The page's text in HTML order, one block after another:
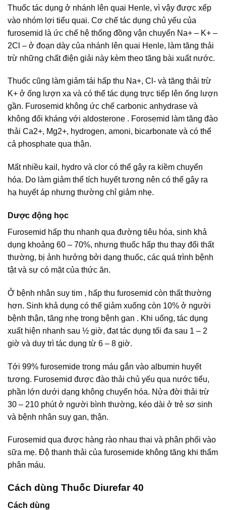
Thuốc tác dụng ở nhánh lên quai Henle, vì vậy được xếp
vào nhóm lợi tiểu quai. Cơ chế tác dụng chủ yếu của
furosemid là ức chế hệ thống đồng vận chuyển Na+ – K+ –
2Cl – ở đoạn dày của nhánh lên quai Henle, làm tăng thải
trừ những chất điện giải này kèm theo tăng bài xuất nước.
Thuốc cũng làm giảm tái hấp thu Na+, Cl- và tăng thải trừ
K+ ở ống lượn xa và có thể tác dụng trực tiếp lên ống lượn
gần. Furosemid không ức chế carbonic anhydrase và
không đối kháng với aldosterone . Forosemid làm tăng đào
thải Ca2+, Mg2+, hydrogen, amoni, bicarbonate và có thể
cả phosphate qua thận.
Mất nhiều kail, hydro và clor có thể gây ra kiềm chuyển
hóa. Do làm giảm thể tích huyết tương nên có thể gây ra
hạ huyết áp nhưng thường chỉ giảm nhẹ.
Dược động học
Furosemid hấp thu nhanh qua đường tiêu hóa, sinh khả
dụng khoảng 60 – 70%, nhưng thuốc hấp thu thay đổi thất
thường, bị ảnh hưởng bởi dạng thuốc, các quá trình bệnh
tật và sự có mặt của thức ăn.
Ở bệnh nhân suy tim , hấp thu furosemid còn thất thường
hơn. Sinh khả dụng có thể giảm xuống còn 10% ở người
bệnh thận, tăng nhẹ trong bệnh gan . Khi uống, tác dụng
xuất hiện nhanh sau ½ giờ, đạt tác dụng tối đa sau 1 – 2
giờ và duy trì tác dụng từ 6 – 8 giờ.
Tới 99% furosemide trong máu gắn vào albumin huyết
tương. Furosemid được đào thải chủ yếu qua nước tiểu,
phần lớn dưới dạng không chuyển hóa. Nửa đời thải trừ
30 – 210 phút ở người bình thường, kéo dài ở trẻ sơ sinh
và bệnh nhân suy gan, thận.
Furosemid qua được hàng rào nhau thai và phân phối vào
sữa mẹ. Độ thanh thải của furosemide không tăng khi thẩm
phân máu.
Cách dùng Thuốc Diurefar 40
Cách dùng